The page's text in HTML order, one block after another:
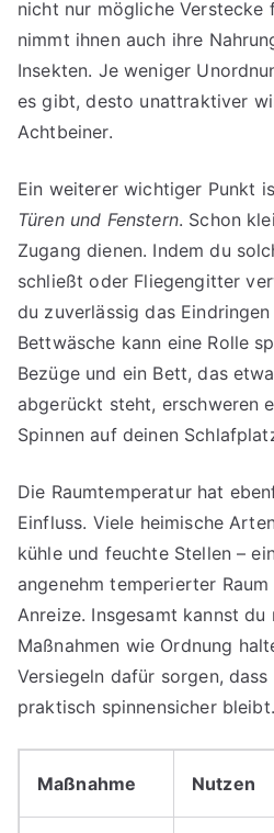
nicht nur mögliche Verstecke
nimmt ihnen auch ihre
Insekten. Je weniger
es gibt, desto unattraktiver
Achtbeiner.
Ein weiterer wichtiger Punkt
Türen und Fenstern. Schon
Zugang dienen. Indem du
schließt oder Fliegengitter
du zuverlässig das
Bettwäsche kann eine Rolle
Bezüge und ein Bett, das
abgerückt steht, erschweren
Spinnen auf deinen
Die Raumtemperatur hat
Einfluss. Viele heimische
kühle und feuchte Stellen –
angenehm temperierter
Anreize. Insgesamt kannst
Maßnahmen wie Ordnung
Versiegeln dafür sorgen,
praktisch spinnensicher bleibt.
Maßnahme Nutzen